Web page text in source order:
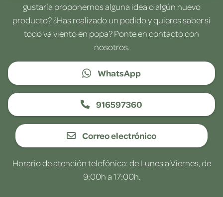
gustaría proponernos alguna idea o algún nuevo
producto? ¿Has realizado un pedido y quieres saber si
todo va viento en popa? Ponte en contacto con
nosotros.
WhatsApp
916597360
Correo electrónico
Horario de atención telefónica: de Lunes a Viernes, de
9:00h a 17:00h.